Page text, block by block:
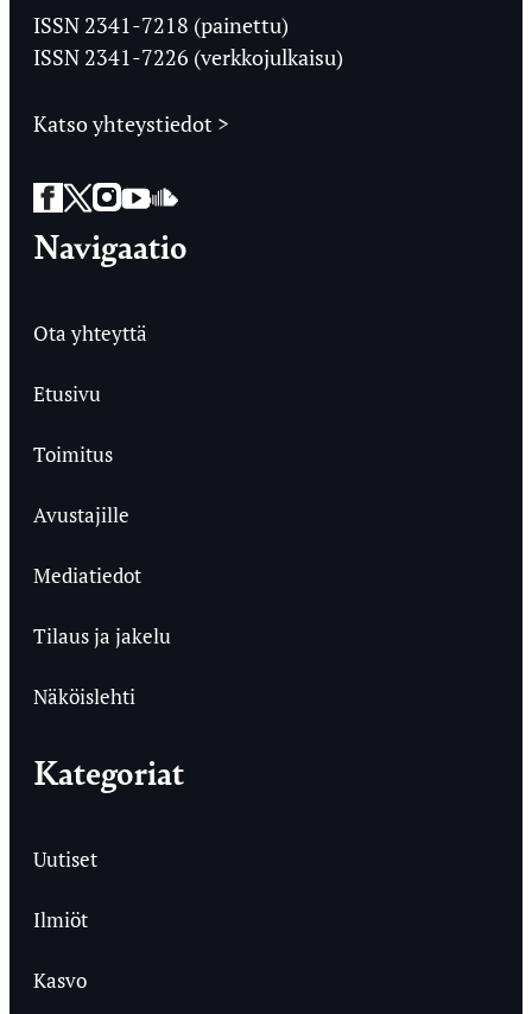
Ylioppilaslehti
ISSN 2341-7218 (painettu)
ISSN 2341-7226 (verkkojulkaisu)
Katso yhteystiedot >
Facebook
Twitter
Instagram
YouTube
SoundCloud
Navigaatio
Ota yhteyttä
Etusivu
Toimitus
Avustajille
Mediatiedot
Tilaus ja jakelu
Näköislehti
Kategoriat
Uutiset
Ilmiöt
Kasvo